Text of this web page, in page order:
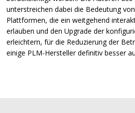
unterstreichen dabei die Bedeutung
Plattformen, die ein weitgehend
erlauben und den Upgrade der
erleichtern, für die Reduzierung der
einige PLM-Hersteller definitiv besser